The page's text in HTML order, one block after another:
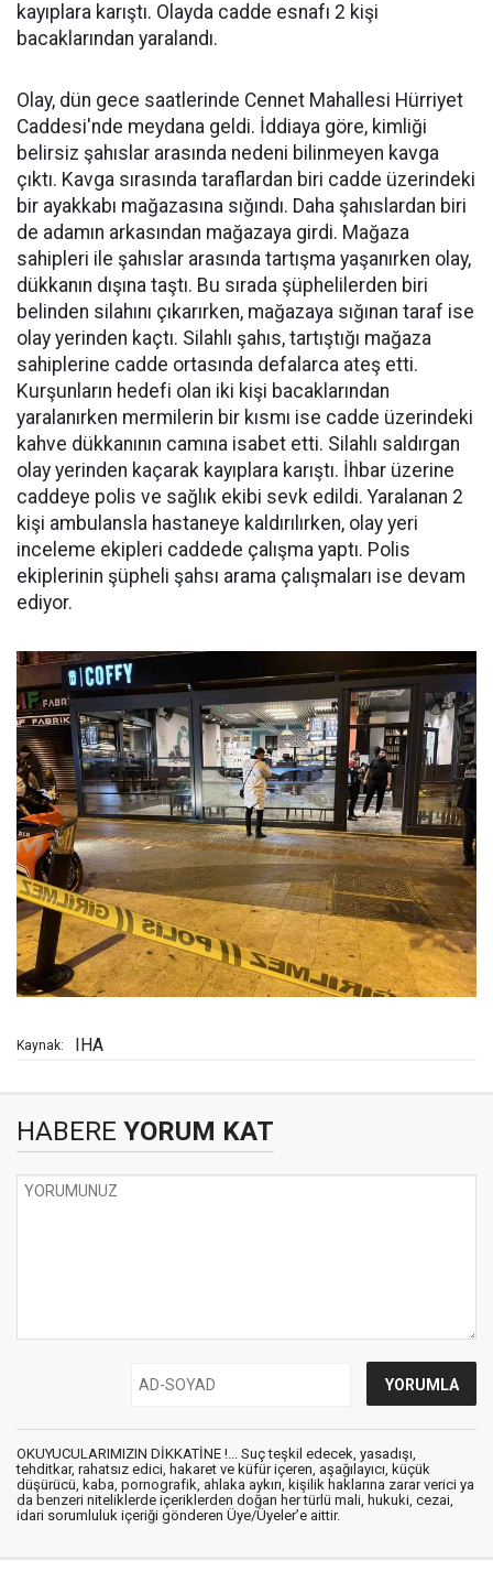
kayıplara karıştı. Olayda cadde esnafı 2 kişi
bacaklarından yaralandı.
Olay, dün gece saatlerinde Cennet Mahallesi Hürriyet
Caddesi'nde meydana geldi. İddiaya göre, kimliği
belirsiz şahıslar arasında nedeni bilinmeyen kavga
çıktı. Kavga sırasında taraflardan biri cadde üzerindeki
bir ayakkabı mağazasına sığındı. Daha şahıslardan biri
de adamın arkasından mağazaya girdi. Mağaza
sahipleri ile şahıslar arasında tartışma yaşanırken olay,
dükkanın dışına taştı. Bu sırada şüphelilerden biri
belinden silahını çıkarırken, mağazaya sığınan taraf ise
olay yerinden kaçtı. Silahlı şahıs, tartıştığı mağaza
sahiplerine cadde ortasında defalarca ateş etti.
Kurşunların hedefi olan iki kişi bacaklarından
yaralanırken mermilerin bir kısmı ise cadde üzerindeki
kahve dükkanının camına isabet etti. Silahlı saldırgan
olay yerinden kaçarak kayıplara karıştı. İhbar üzerine
caddeye polis ve sağlık ekibi sevk edildi. Yaralanan 2
kişi ambulansla hastaneye kaldırılırken, olay yeri
inceleme ekipleri caddede çalışma yaptı. Polis
ekiplerinin şüpheli şahsı arama çalışmaları ise devam
ediyor.
Kaynak: IHA
HABERE YORUM KAT
OKUYUCULARIMIZIN DİKKATİNE !... Suç teşkil edecek, yasadışı,
tehditkar, rahatsız edici, hakaret ve küfür içeren, aşağılayıcı, küçük
düşürücü, kaba, pornografik, ahlaka aykırı, kişilik haklarına zarar verici ya
da benzeri niteliklerde içeriklerden doğan her türlü mali, hukuki, cezai,
idari sorumluluk içeriği gönderen Üye/Üyeler’e aittir.